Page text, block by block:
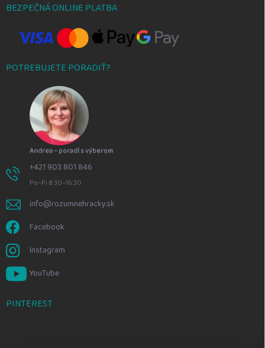
BEZPEČNÁ ONLINE PLATBA
POTREBUJETE PORADIŤ?
Andrea – poradí s výberom
+421 903 801 846
Po–Pi 8:30–16:30
info@rozumnehracky.sk
Facebook
Instagram
YouTube
PINTEREST